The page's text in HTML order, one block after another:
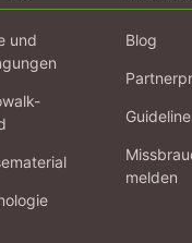
und
Blog
melden